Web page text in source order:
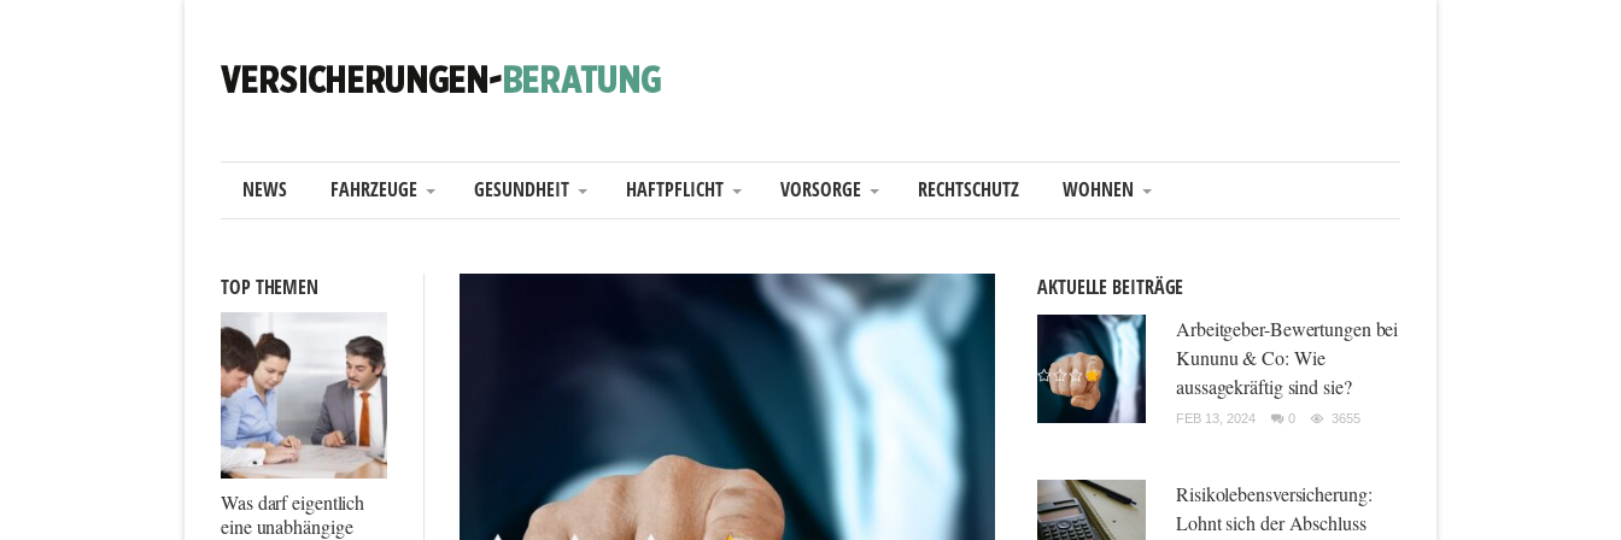
NEWS FAHRZEUGE GESUNDHEIT HAFTPFLICHT VORSORGE RECHTSCHUTZ WOHNEN
TOP THEMEN
Was darf eigentlich
eine unabhängige
AKTUELLE BEITRÄGE
Arbeitgeber-Bewertungen bei
Kununu & Co: Wie
aussagekräftig sind sie?
FEB 13, 2024 0 3655
Risikolebensversicherung:
Lohnt sich der Abschluss